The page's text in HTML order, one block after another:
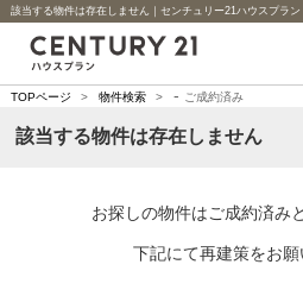
該当する物件は存在しません｜センチュリー21ハウスプラン
TOPページ > 物件検索 > - ご成約済み
該当する物件は存在しません
お探しの物件はご成約済み
下記にて再建策をお願